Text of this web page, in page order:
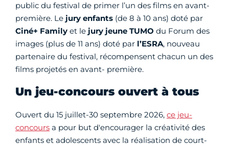
public du festival de primer l’un des films en avant-
première. Le jury enfants (de 8 à 10 ans) doté par
Ciné+ Family et le jury jeune TUMO du Forum des
images (plus de 11 ans) doté par l’ESRA, nouveau
partenaire du festival, récompensent chacun un des
films projetés en avant- première.
Un jeu-concours ouvert à tous
Ouvert du 15 juillet-30 septembre 2026, ce jeu-
concours a pour but d'encourager la créativité des
enfants et adolescents avec la réalisation de court-